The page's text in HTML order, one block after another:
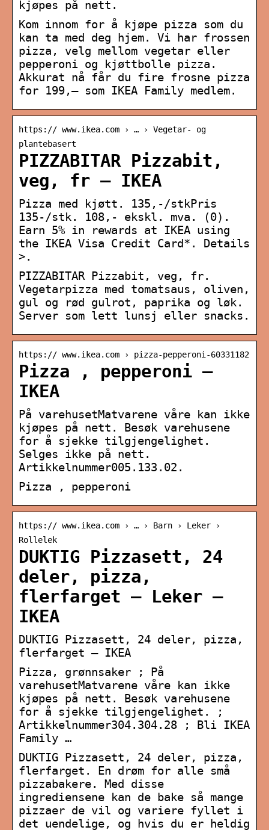
kjøpes på nett.
Kom innom for å kjøpe pizza som du
kan ta med deg hjem. Vi har frossen
pizza, velg mellom vegetar eller
pepperoni og kjøttbolle pizza.
Akkurat nå får du fire frosne pizza
for 199,– som IKEA Family medlem.
https:// www.ikea.com › … › Vegetar- og
plantebasert
PIZZABITAR Pizzabit,
veg, fr – IKEA
Pizza med kjøtt. 135,-/stkPris
135-/stk. 108,- ekskl. mva. (0).
Earn 5% in rewards at IKEA using
the IKEA Visa Credit Card*. Details
>.
PIZZABITAR Pizzabit, veg, fr.
Vegetarpizza med tomatsaus, oliven,
gul og rød gulrot, paprika og løk.
Server som lett lunsj eller snacks.
https:// www.ikea.com › pizza-pepperoni-60331182
Pizza , pepperoni –
IKEA
På varehusetMatvarene våre kan ikke
kjøpes på nett. Besøk varehusene
for å sjekke tilgjengelighet.
Selges ikke på nett.
Artikkelnummer005.133.02.
Pizza , pepperoni
https:// www.ikea.com › … › Barn › Leker ›
Rollelek
DUKTIG Pizzasett, 24
deler, pizza,
flerfarget – Leker –
IKEA
DUKTIG Pizzasett, 24 deler, pizza,
flerfarget – IKEA
Pizza, grønnsaker ; På
varehusetMatvarene våre kan ikke
kjøpes på nett. Besøk varehusene
for å sjekke tilgjengelighet. ;
Artikkelnummer304.304.28 ; Bli IKEA
Family …
DUKTIG Pizzasett, 24 deler, pizza,
flerfarget. En drøm for alle små
pizzabakere. Med disse
ingrediensene kan de bake så mange
pizzaer de vil og variere fyllet i
det uendelige, og hvis du er heldig